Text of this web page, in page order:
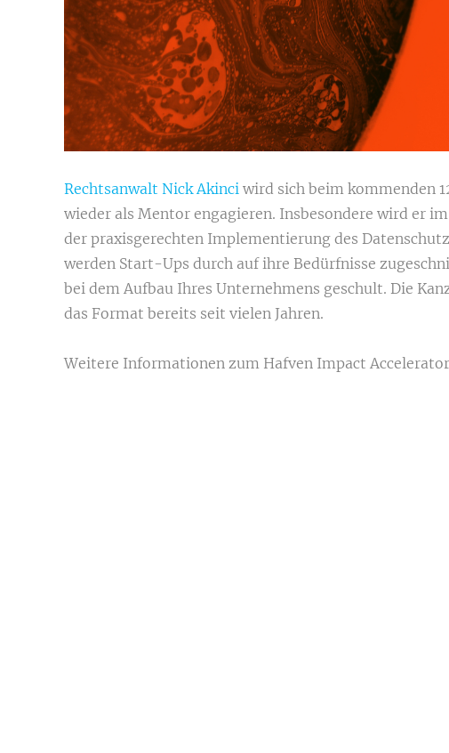
Rechtsanwalt Nick Akinci wird sich beim kommenden
wieder als Mentor engagieren. Insbesondere wird er
der praxisgerechten Implementierung des
werden Start-Ups durch auf ihre Bedürfnisse
bei dem Aufbau Ihres Unternehmens geschult. Die
das Format bereits seit vielen Jahren.
Weitere Informationen zum Hafven Impact